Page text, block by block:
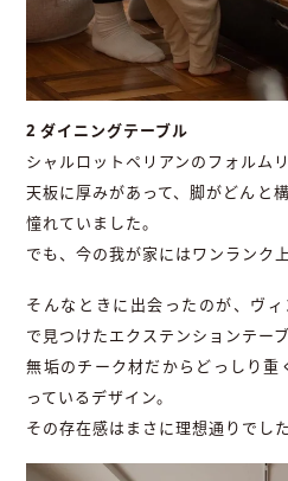
2 ダイニングテーブル
シャルロットペリアンのフォルム
天板に厚みがあって、脚がどんと
憧れていました。
でも、今の我が家にはワンランク
そんなときに出会ったのが、ヴィ
で見つけたエクステンションテーブ
無垢のチーク材だからどっしり
っているデザイン。
その存在感はまさに理想通りでした